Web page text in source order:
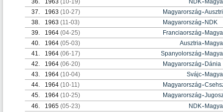
36.
1963 (10-19) NDK-
37.
1963 (10-27) Magyarország-
38.
1963 (11-03) Magyarország- NDK
39.
1964 (04-25) Franciaország-
40.
1964 (05-03) Ausztria-
41.
1964 (06-17) Spanyolország-
42.
1964 (06-20) Magyarország- Dánia
43.
1964 (10-04) Svájc-
44.
1964 (10-11) Magyarország-
45.
1964 (10-25) Magyarország-
46.
1965 (05-23) NDK-